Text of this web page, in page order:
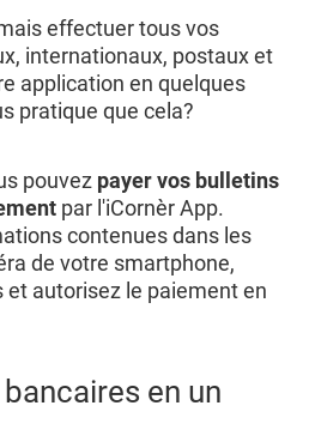
effectuer tous vos
internationaux, postaux et
application en quelques
pratique que cela?
pouvez payer vos bulletins
par l'iCornèr App.
contenues dans les
de votre smartphone,
et autorisez le paiement en
en un